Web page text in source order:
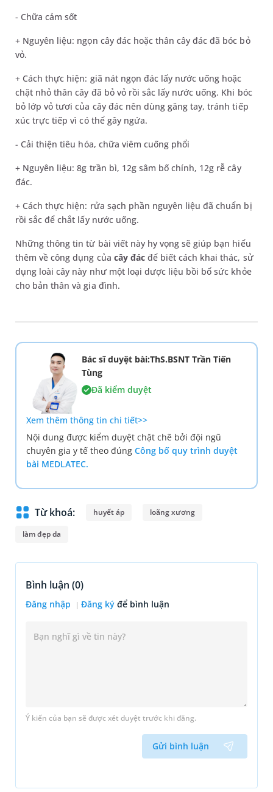
- Chữa cảm sốt
+ Nguyên liệu: ngọn cây đác hoặc thân cây đác đã bóc bỏ
vỏ.
+ Cách thực hiện: giã nát ngọn đác lấy nước uống hoặc
chặt nhỏ thân cây đã bỏ vỏ rồi sắc lấy nước uống. Khi bóc
bỏ lớp vỏ tươi của cây đác nên dùng găng tay, tránh tiếp
xúc trực tiếp vì có thể gây ngứa.
- Cải thiện tiêu hóa, chữa viêm cuống phổi
+ Nguyên liệu: 8g trần bì, 12g sâm bố chính, 12g rễ cây
đác.
+ Cách thực hiện: rửa sạch phần nguyên liệu đã chuẩn bị
rồi sắc để chắt lấy nước uống.
Những thông tin từ bài viết này hy vọng sẽ giúp bạn hiểu
thêm về công dụng của cây đác để biết cách khai thác, sử
dụng loài cây này như một loại dược liệu bồi bổ sức khỏe
cho bản thân và gia đình.
Bác sĩ duyệt bài:ThS.BSNT Trần Tiến
Tùng
Đã kiểm duyệt
Xem thêm thông tin chi tiết>>
Nội dung được kiểm duyệt chặt chẽ bởi đội ngũ
chuyên gia y tế theo đúng Công bố quy trình duyệt
bài MEDLATEC.
Từ khoá: huyết áp loãng xương
làm đẹp da
Bình luận (0)
Đăng nhập Đăng ký để bình luận
Ý kiến của bạn sẽ được xét duyệt trước khi đăng.
Gửi bình luận